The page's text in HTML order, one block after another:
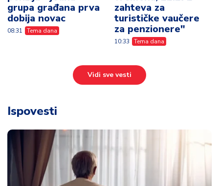
Ispovesti
„Najviše mi nije nedostajao posao, već
osećaj da vredim“ – Milorad (65) iskreno o
životu posle penzije